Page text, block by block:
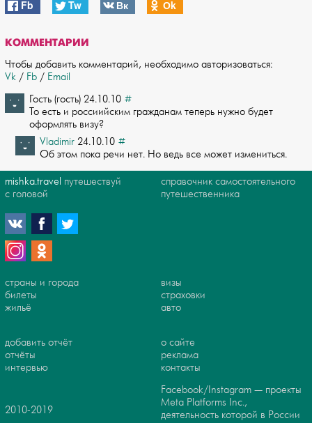
Fb Tw Вк Оk
КОММЕНТАРИИ
Чтобы добавить комментарий, необходимо авторизоваться:
Vk / Fb / Email
Гость (гость) 24.10.10 #
То есть и россиийским гражданам теперь нужно будет
оформлять визу?
Vladimir 24.10.10 #
Об этом пока речи нет. Но ведь все может измениться.
mishka.travel путешествуй
с головой
справочник самостоятельного
путешественника
страны и города
билеты
жильё
визы
страховки
авто
добавить отчёт
отчёты
интервью
о сайте
реклама
контакты
2010-2019
Facebook/Instagram — проекты
Meta Platforms Inc.,
деятельность которой в России